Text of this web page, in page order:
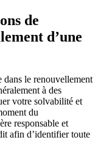
de
d’une
le renouvellement
à des
votre solvabilité et
du
responsable et
afin d’identifier toute